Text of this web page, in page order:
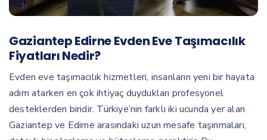
Gaziantep Edirne Evden Eve Taşımacılık
Fiyatları Nedir?
Evden eve taşımacılık hizmetleri, insanların yeni bir hayata
adım atarken en çok ihtiyaç duydukları profesyonel
desteklerden biridir. Türkiye’nin farklı iki ucunda yer alan
Gaziantep ve Edirne arasındaki uzun mesafe taşınmaları,